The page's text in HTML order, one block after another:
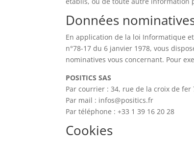
Données
En application de la loi Informatique
n°78-17 du 6 janvier 1978, vous
nominatives vous concernant. Pour
POSITICS SAS
Par courrier : 34, rue de la croix de fer
Par mail : infos@positics.fr
Par téléphone : +33 1 39 16 20 28
Cookies